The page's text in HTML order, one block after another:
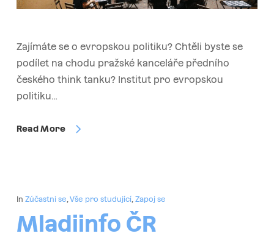
Zajímáte se o evropskou politiku? Chtěli byste se
podílet na chodu pražské kanceláře předního
českého think tanku? Institut pro evropskou
politiku…
Read More
In Zúčastni se Vše pro studující, Zapoj se
Mladiinfo ČR